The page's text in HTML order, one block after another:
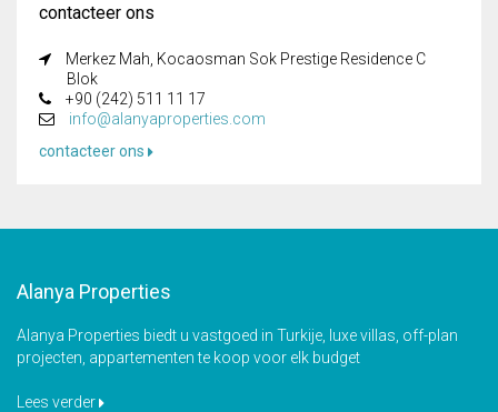
contacteer ons
Merkez Mah, Kocaosman Sok Prestige Residence C
Blok
+90 (242) 511 11 17
info@alanyaproperties.com
contacteer ons
Alanya Properties
Alanya Properties biedt u vastgoed in Turkije, luxe villas, off-plan
projecten, appartementen te koop voor elk budget
Lees verder